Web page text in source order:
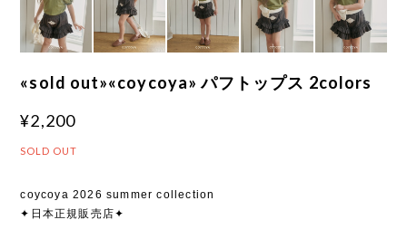
«sold out»«coycoya» パフトップス 2colors
¥2,200
SOLD OUT
coycoya 2026 summer collection
✦日本正規販売店✦